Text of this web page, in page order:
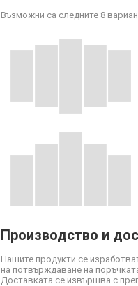
Възможни са следните 8
Производство и
Нашите продукти се
на потвърждаване на
Доставката се извършва с